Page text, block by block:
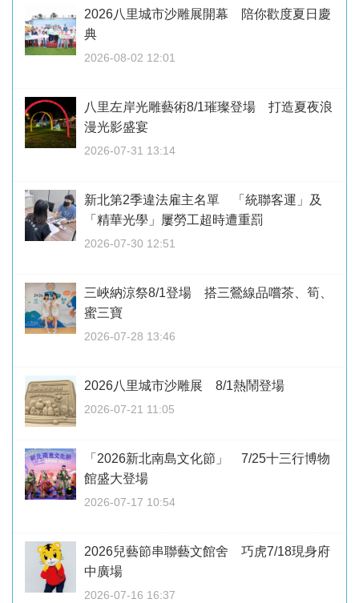
2026八里城市沙雕展開幕 陪你歡度夏日慶
典
2026-08-02 12:01
八里左岸光雕藝術8/1璀璨登場 打造夏夜浪
漫光影盛宴
2026-07-31 13:14
新北第2季違法雇主名單 「統聯客運」及
「精華光學」屢勞工超時遭重罰
2026-07-30 12:51
三峽納涼祭8/1登場 搭三鶯線品嚐茶、筍、
蜜三寶
2026-07-28 13:46
2026八里城市沙雕展 8/1熱鬧登場
2026-07-21 11:05
「2026新北南島文化節」 7/25十三行博物
館盛大登場
2026-07-17 10:54
2026兒藝節串聯藝文館舍 巧虎7/18現身府
中廣場
2026-07-16 16:37